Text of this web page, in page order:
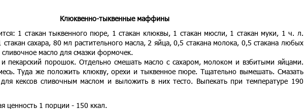
Клюквенно-тыквенные маффины
1 стакан тыквенного пюре, 1 стакан клюквы, 1 стакан мюсли, 1 стакан муки, 1 ч. л.
стакан сахара, 80 мл растительного масла, 2 яйца, 0,5 стакана молока, 0,5 стакана любых
масло для смазки формочек.
пекарский порошок. Отдельно смешать масло с сахаром, молоком и взбитыми яйцами.
Туда же положить клюкву, орехи и тыквенное пюре. Тщательно вымешать. Смазать
кексов сливочным маслом и выложить в них тесто. Выпекать при температуре 190
ценность 1 порции - 150 ккал.